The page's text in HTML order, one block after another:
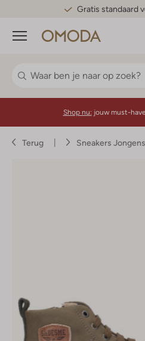
Gratis standaard
Menu
Shop nu: jouw must-
Terug Sneakers Jongens